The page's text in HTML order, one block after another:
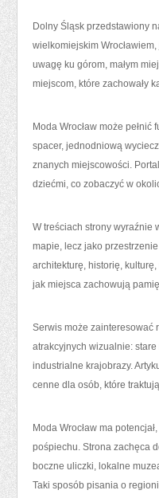
Dolny Śląsk przedstawiony
wielkomiejskim
uwagę ku górom, małym
miejscom, które zachowały
Moda Wrocław może
spacer, jednodniową
znanych miejscowości.
dziećmi, co zobaczyć w
W treściach strony wyraźnie
mapie, lecz jako
architekturę, historię,
jak miejsca zachowują
Serwis może zainteresować
atrakcyjnych wizualnie: stare
industrialne krajobrazy.
cenne dla osób, które
Moda Wrocław ma
pośpiechu. Strona zachęca
boczne uliczki, lokalne
Taki sposób pisania o